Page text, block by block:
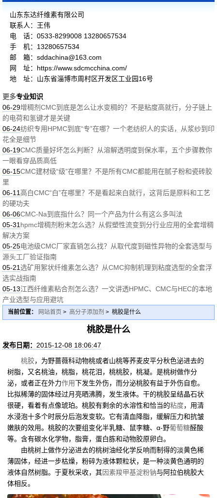
山东东达纤维素有限公司
联系人：王伟
电 话：0533-8299008 13280657534
手 机：13280657534
邮 箱：sddachina@163.com
网 址：https://www.sdcmcchina.com/
地 址：山东省淄博市周村区开发区工业园16号
更多专业知识
06-29增稠剂CMC到底是怎么让水变稠的？不是粘度高就行，分子链上
的电荷和氢键才是关键
06-24纺织专用HPMC到底“专”在哪？一个老纺织人的实话，从浆纱到印
花全是细节
06-19CMC质量好坏怎么判断？从溶解透明度到保水率，五个步骤教你
一眼看穿品质高低
06-15CMC建材级“级”在哪里？不是所有CMC都能用在腻子粉和瓷砖胶
里
06-11高白CMC“白”在哪里？不是看起来白就行，这背后是原料和工艺
的硬功夫
06-06CMC-Na到底指什么？同一个产品为什么有这么多叫法
05-31 hpmc增稠剂粉末怎么选？从假塑性流变到分行业应用的全套增稠
解决方案
05-25电池级CMC厂家直销怎么找？从取代度到磁性异物的全套选型与
源头工厂验证指南
05-21选矿用絮状纤维素怎么选？从CMC抑制机理到粘度选型的全套浮
选实战指南
05-13江西纤维素粘合剂怎么选？一文讲透HPMC、CMC与HEC的本地
产业选型与应用避坑
当前位置： 网站首页 > 高分子添加剂 > 桃胶是什么
桃胶是什么
发布日期： 2015-12-08 18:06:47
桃胶，为野蔷薇科动物桃或者山桃等荞麦皮平分秋色泌进去的
树脂，又名桃油，桃脂，桃花泪，桃桃胶，桃凝。是桃树做作分
泌，或者正在外力作用下发生外伤，而分泌桃胶有益于外伤自愈。
比拟稀薄的固体经过月亮晒沸腾，发生液体。干的桃胶呈结晶石状
很硬，看着有点像琥珀。桃胶有剩余的水溶性和恰当的粘度，用清
水浸泡十多个时辰分后泡发变软。它有清血降脂，缓解压力和抗皱
嫩肤的效用。桃胶的次要组变化半乳糖、鼠李糖、α-野葡萄糖醛酸
等。含有碳水化学物，脂膏，蛋白胨和动物胶原卵白。
由桃树上做作分泌进去的桃树油经化学反响而制得的淡黄色稀
薄固体，经进一步枯燥，粉碎为液体颗粒状，是一种淡黄色通明的
液体自然树脂。于夏秋采收，其因素羧甲基淀粉钠与阿拉伯桃胶大
体相反。